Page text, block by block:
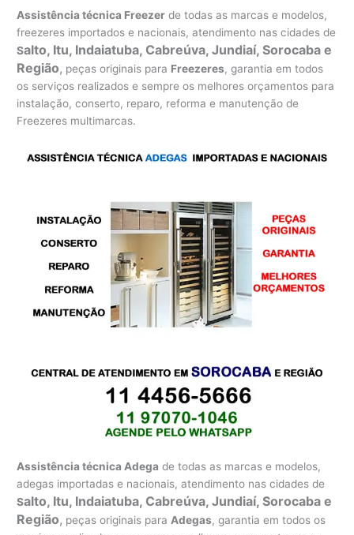
Assistência técnica Freezer de todas as marcas e modelos,
freezeres importados e nacionais, atendimento nas cidades de
Salto, Itu, Indaiatuba, Cabreúva, Jundiaí, Sorocaba e
Região, peças originais para Freezeres, garantia em todos
os serviços realizados e sempre os melhores orçamentos para
instalação, conserto, reparo, reforma e manutenção de
Freezeres multimarcas.
Assistência técnica Adega de todas as marcas e modelos,
adegas importadas e nacionais, atendimento nas cidades de
Salto, Itu, Indaiatuba, Cabreúva, Jundiaí, Sorocaba e
Região, peças originais para Adegas, garantia em todos os